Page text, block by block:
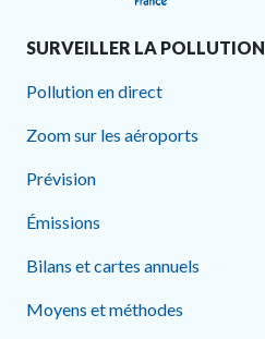
SURVEILLER LA POLLUTION
Pollution en direct
Zoom sur les aéroports
Prévision
Émissions
Bilans et cartes annuels
Moyens et méthodes